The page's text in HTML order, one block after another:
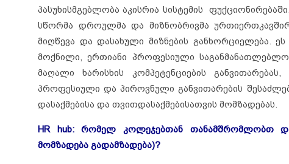
პასუხისმგებლობა აკისრია სისტემის
სწორმა დროულმა და მიზნობრივმა
მიღწევა და დასახული მიზნების განხორციელება. ეს
მოქნილი, ერთიანი პროფესიული
მაღალი ხარისხის კომპეტენციების
პროფესიული და პიროვნული განვითარების
დასაქმებისა და თვითდასაქმებისათვის მომზადებას.
HR hub: რომელ კოლეჯებთან თანამშრომლობთ
მომზადება გადამზადება)?